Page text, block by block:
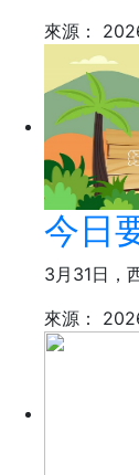
來源：
今日
3月31日，
來源：